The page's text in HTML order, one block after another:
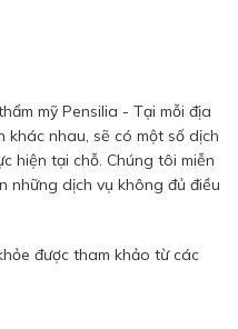
mỹ Pensilia - Tại mỗi địa
khác nhau, sẽ có một số dịch
hiện tại chỗ. Chúng tôi miễn
những dịch vụ không đủ điều
được tham khảo từ các